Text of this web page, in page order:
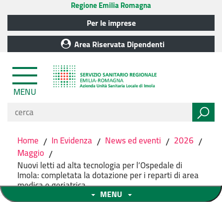
Regione Emilia Romagna
Per le imprese
Area Riservata Dipendenti
MENU
Home / In Evidenza / News ed eventi / 2026 /
Maggio /
Nuovi letti ad alta tecnologia per l’Ospedale di
Imola: completata la dotazione per i reparti di area
medica e geriatrica
MENU